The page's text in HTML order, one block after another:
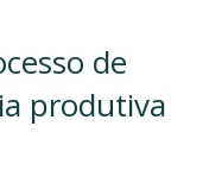
de
produtiva